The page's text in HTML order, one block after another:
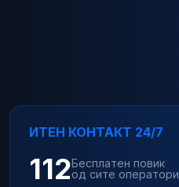
ИТЕН КОНТАКТ 24/7
112Бесплатен повик
од сите оператори